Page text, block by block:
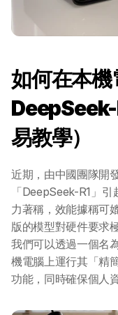
如何在本
DeepSeek-
易教學）
近期，由中國團隊開
「DeepSeek-R1」
力著稱，效能據稱可
版的模型對硬件要求
我們可以透過一個名
機電腦上運行其「精
功能，同時確保個人